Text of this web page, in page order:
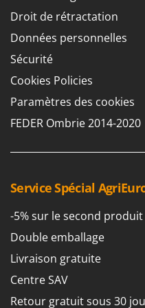
Chaudrons
Cisailles à gazon à
Cisailles taille-haies
Coupe-branches
Cultivateurs Tiller à
D
Débroussailleuses
Décompacteurs
Découpeurs plasma
Déplaqueuses de
Barbieri
Batavia
Benassi
Beper
Berkel
Besser Vacuum
Beta tools
Bissell
Black & Decker
BlackStone
Blue Bird
Bomet
Droit de rétractation
Données personnelles
Sécurité
Cookies Policies
Paramètres des cookies
FEDER Ombrie 2014-2020
Service Spécial
-5% sur le second
Double emballage
Livraison gratuite
Centre SAV
Retour gratuit sous 30